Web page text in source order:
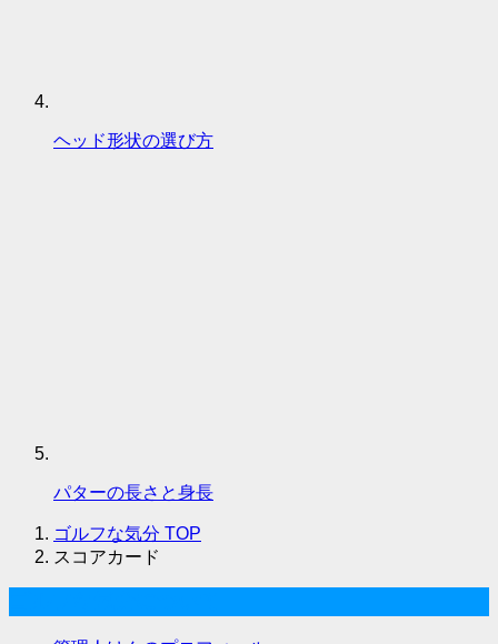
ヘッド形状の選び方
パターの長さと身長
ゴルフな気分 TOP
スコアカード